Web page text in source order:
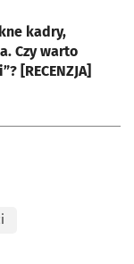
kadry,
Czy warto
[RECENZJA]